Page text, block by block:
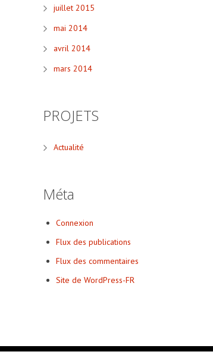
juillet 2015
mai 2014
avril 2014
mars 2014
PROJETS
Actualité
Méta
Connexion
Flux des publications
Flux des commentaires
Site de WordPress-FR